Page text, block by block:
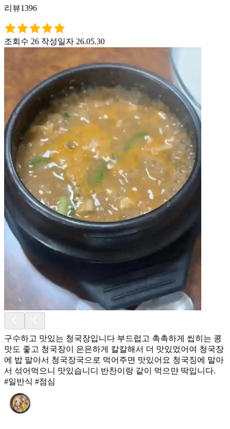
리뷰1396
조회수 26 작성일자 26.05.30
구수하고 맛있는 청국장입니다 부드럽고 촉촉하게 씹히는 콩
맛도 좋고 청국장이 은은하게 칼칼해서 더 맛있었어여 청국장
에 밥 말아서 청국장국으로 먹어주면 맛있어요 청국징에 말아
서 섞어먹으니 맛있습니디 반찬이랑 같이 먹으먄 딱입니다.
#일반식 #점심